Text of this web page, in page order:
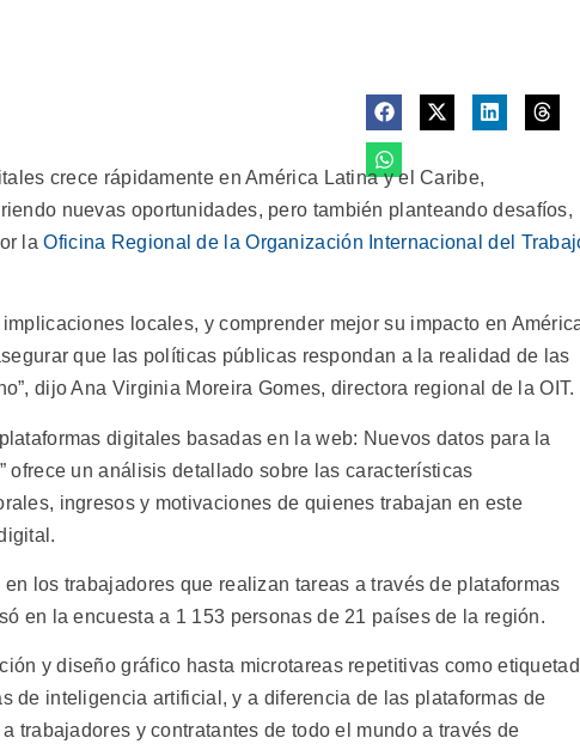
crece rápidamente en América Latina y el Caribe,
nuevas oportunidades, pero también planteando desafíos,
laOficina Regional de la Organización Internacional del
locales, y comprender mejor su impacto en
que las políticas públicas respondan a la realidad de las
dijo Ana Virginia Moreira Gomes, directora regional de la OIT.
digitales basadas en la web: Nuevos datos para la
ofrece un análisis detallado sobre las características
ingresos y motivaciones de quienes trabajan en este
los trabajadores que realizan tareas a través de plataformas
en la encuesta a 1 153 personas de 21 países de la región.
y diseño gráfico hasta microtareas repetitivas como
de inteligencia artificial, y a diferencia de las plataformas de
trabajadores y contratantes de todo el mundo a través de